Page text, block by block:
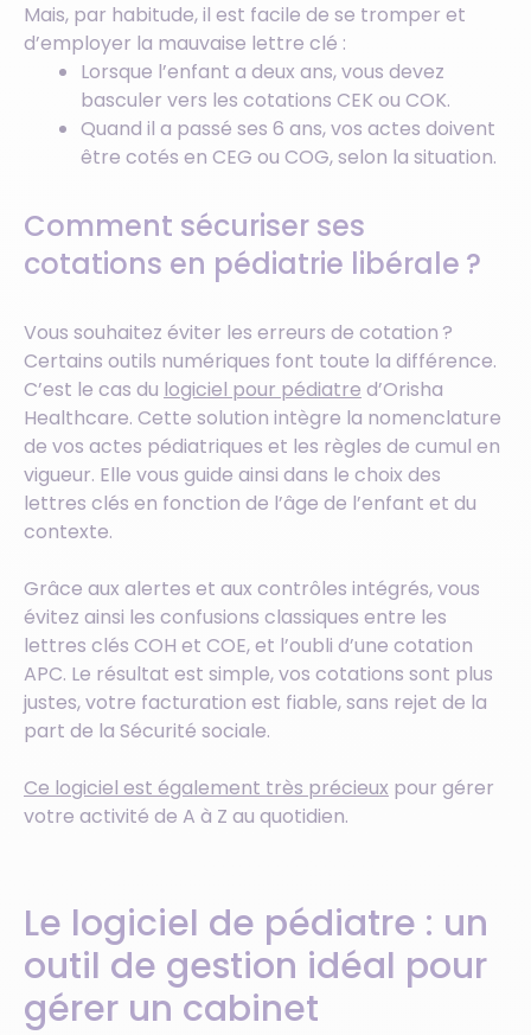
Mais, par habitude, il est facile de se tromper et
d’employer la mauvaise lettre clé :
Lorsque l’enfant a deux ans, vous devez
basculer vers les cotations CEK ou COK.
Quand il a passé ses 6 ans, vos actes doivent
être cotés en CEG ou COG, selon la situation.
Comment sécuriser ses
cotations en pédiatrie libérale ?
Vous souhaitez éviter les erreurs de cotation ?
Certains outils numériques font toute la différence.
C’est le cas du logiciel pour pédiatre d’Orisha
Healthcare. Cette solution intègre la nomenclature
de vos actes pédiatriques et les règles de cumul en
vigueur. Elle vous guide ainsi dans le choix des
lettres clés en fonction de l’âge de l’enfant et du
contexte.
Grâce aux alertes et aux contrôles intégrés, vous
évitez ainsi les confusions classiques entre les
lettres clés COH et COE, et l’oubli d’une cotation
APC. Le résultat est simple, vos cotations sont plus
justes, votre facturation est fiable, sans rejet de la
part de la Sécurité sociale.
Ce logiciel est également très précieux pour gérer
votre activité de A à Z au quotidien.
Le logiciel de pédiatre : un
outil de gestion idéal pour
gérer un cabinet